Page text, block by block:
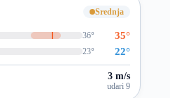
Srednja
36° 35°
23° 22°
3 m/s
udari 9